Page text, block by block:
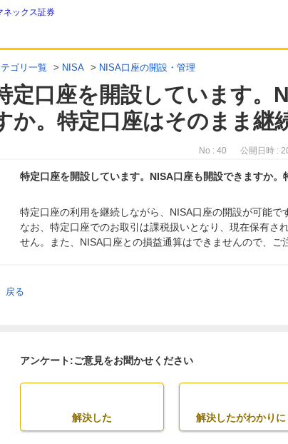
ゴリ一覧 > NISA > NISA口座の開設・管理
定口座を開設しています。
か。特定口座はそのまま継
No : 40 公開日時 :
特定口座を開設しています。NISA口座も開設できますか。
回答
特定口座の利用を継続しながら、NISA口座の開設が可能で
なお、特定口座でのお取引は課税扱いとなり、現在保有さ
せん。また、NISA口座との損益通算はできませんので、ご
戻る
アンケート:ご意見をお聞かせください
解決した 解決したがわかりに